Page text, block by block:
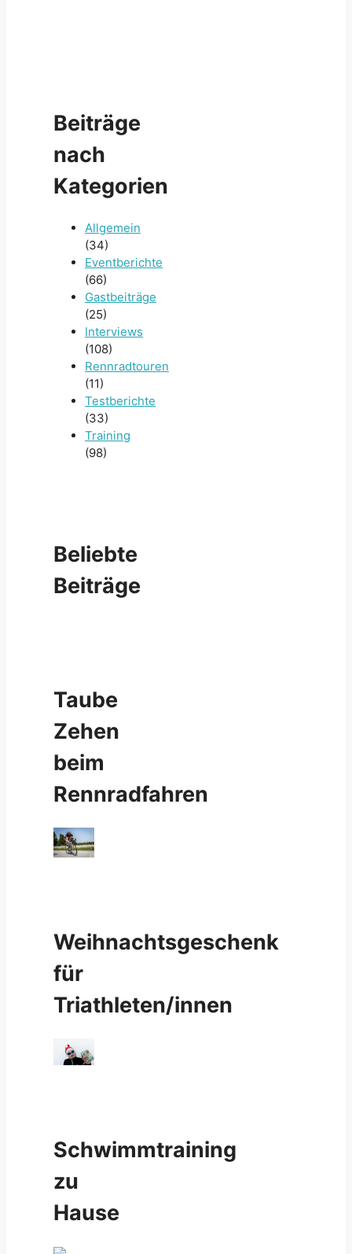
Beiträge
nach
Kategorien
Allgemein
(34)
Eventberichte
(66)
Gastbeiträge
(25)
Interviews
(108)
Rennradtouren
(11)
Testberichte
(33)
Training
(98)
Beliebte
Beiträge
Taube
Zehen
beim
Rennradfahren
Weihnachtsgeschenk
für
Triathleten/innen
Schwimmtraining
zu
Hause